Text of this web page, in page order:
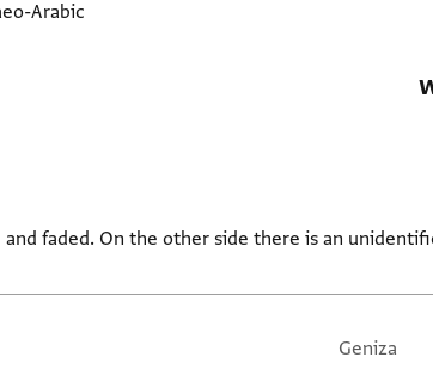
Arabic
and faded. On the other side there is an
Geniza